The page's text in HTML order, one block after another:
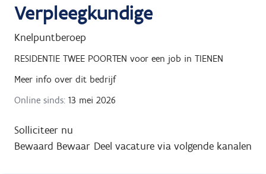
n
a
a
Verpleegkundige
Knelpuntberoep
RESIDENTIE TWEE POORTEN voor een job in TIENEN
Meer info over dit bedrijf
Online sinds: 13 mei 2026
Solliciteer nu
Bewaard Bewaar Deel vacature via volgende kanalen